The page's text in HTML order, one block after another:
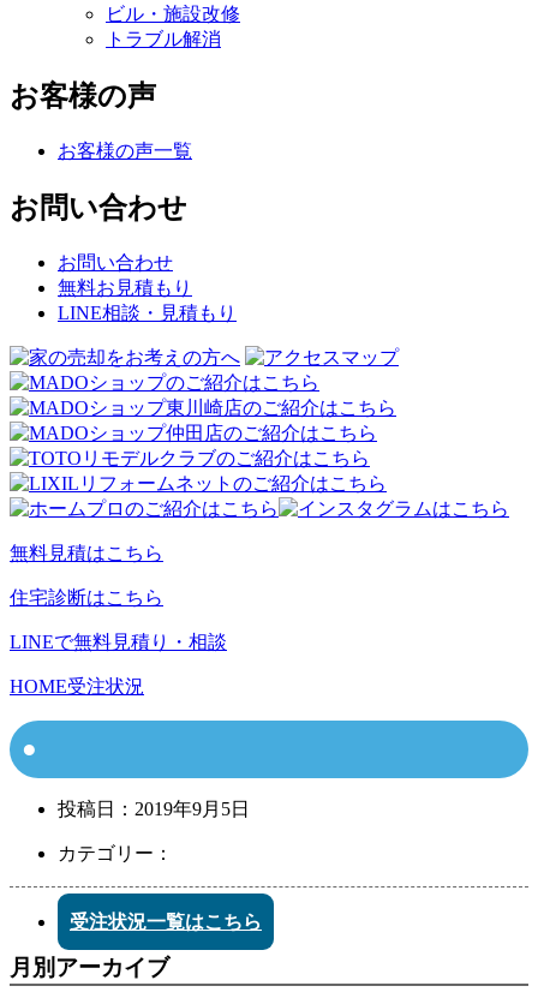
ビル・施設改修
トラブル解消
お客様の声
お客様の声一覧
お問い合わせ
お問い合わせ
無料お見積もり
LINE相談・見積もり
無料見積はこちら
住宅診断はこちら
LINEで無料見積り・相談
HOME受注状況
投稿日： 2019年9月5日
カテゴリー：
受注状況一覧はこちら
月別アーカイブ